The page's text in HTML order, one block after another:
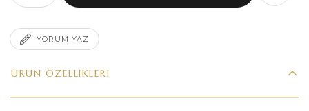
YORUM YAZ
ÜRÜN ÖZELLIKLERI